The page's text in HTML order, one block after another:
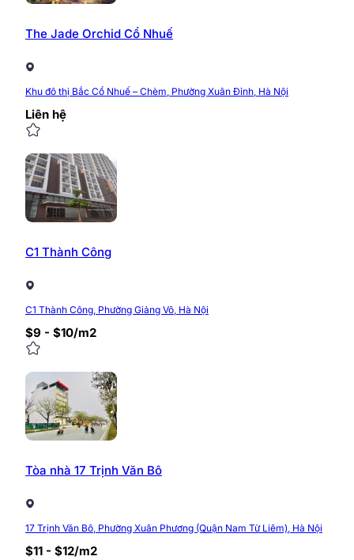
The Jade Orchid Cổ Nhuế
Khu đô thị Bắc Cổ Nhuế – Chèm, Phường Xuân Đỉnh, Hà Nội
Liên hệ
C1 Thành Công
C1 Thành Công, Phường Giảng Võ, Hà Nội
$9 - $10/m2
Tòa nhà 17 Trịnh Văn Bô
17 Trịnh Văn Bô, Phường Xuân Phương (Quận Nam Từ Liêm), Hà Nội
$11 - $12/m2